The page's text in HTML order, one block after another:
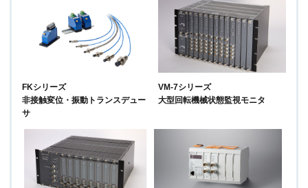
FKシリーズ
非接触変位・振動トランスデュー
サ
VM-7シリーズ
大型回転機械状態監視モニタ